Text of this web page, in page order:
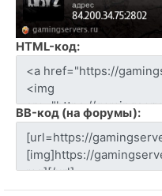
HTML-код:
BB-код (на форумы):